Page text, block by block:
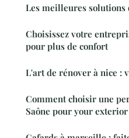
Les meilleures
Choisissez votre
pour plus de confort
L'art de rénover à nice :
Comment choisir une
Saône pour your exterior